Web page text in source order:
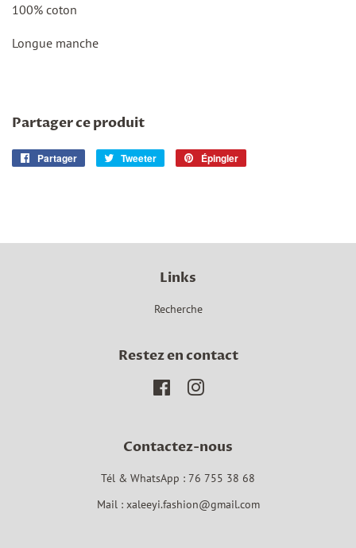
100% coton
Longue manche
Partager ce produit
Partager
PartagerTweeter
Tweeter
Épingler
Links
Recherche
Restez en contact
FacebookInstagram
Contactez-nous
Tél & WhatsApp : 76 755 38 68
Mail : xaleeyi.fashion@gmail.com